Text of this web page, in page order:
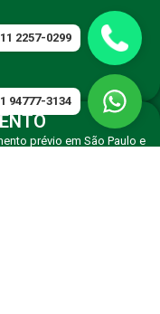
prévio em São Paulo e
11 2257-0299
94777-3134